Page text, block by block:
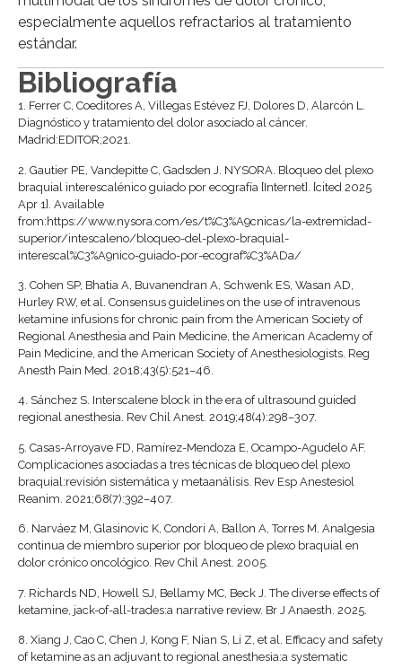
especialmente aquellos refractarios al tratamiento
estándar.
Bibliografía
1. Ferrer C, Coeditores A, Villegas Estévez FJ, Dolores D, Alarcón L.
Diagnóstico y tratamiento del dolor asociado al cáncer.
Madrid:EDITOR;2021.
2. Gautier PE, Vandepitte C, Gadsden J. NYSORA. Bloqueo del plexo
braquial interescalénico guiado por ecografía [Internet]. [cited 2025
Apr 1]. Available
from:https://www.nysora.com/es/t%C3%A9cnicas/la-extremidad-
superior/intescaleno/bloqueo-del-plexo-braquial-
interescal%C3%A9nico-guiado-por-ecograf%C3%ADa/
3. Cohen SP, Bhatia A, Buvanendran A, Schwenk ES, Wasan AD,
Hurley RW, et al. Consensus guidelines on the use of intravenous
ketamine infusions for chronic pain from the American Society of
Regional Anesthesia and Pain Medicine, the American Academy of
Pain Medicine, and the American Society of Anesthesiologists. Reg
Anesth Pain Med. 2018;43(5):521–46.
4. Sánchez S. Interscalene block in the era of ultrasound guided
regional anesthesia. Rev Chil Anest. 2019;48(4):298–307.
5. Casas-Arroyave FD, Ramírez-Mendoza E, Ocampo-Agudelo AF.
Complicaciones asociadas a tres técnicas de bloqueo del plexo
braquial:revisión sistemática y metaanálisis. Rev Esp Anestesiol
Reanim. 2021;68(7):392–407.
6. Narváez M, Glasinovic K, Condori A, Ballon A, Torres M. Analgesia
continua de miembro superior por bloqueo de plexo braquial en
dolor crónico oncológico. Rev Chil Anest. 2005.
7. Richards ND, Howell SJ, Bellamy MC, Beck J. The diverse effects of
ketamine, jack-of-all-trades:a narrative review. Br J Anaesth. 2025.
8. Xiang J, Cao C, Chen J, Kong F, Nian S, Li Z, et al. Efficacy and safety
of ketamine as an adjuvant to regional anesthesia:a systematic